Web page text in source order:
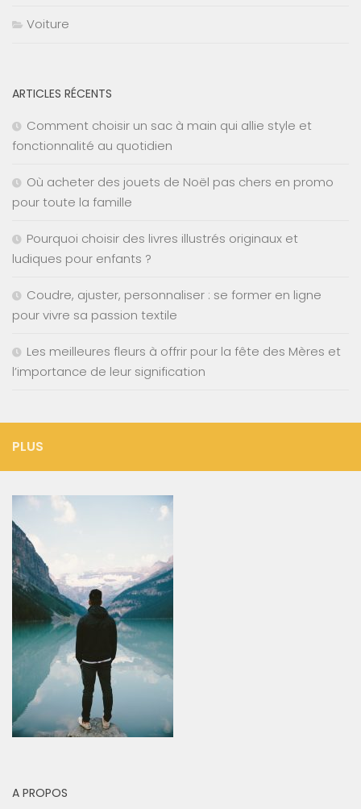
Voiture
ARTICLES RÉCENTS
Comment choisir un sac à main qui allie style et
fonctionnalité au quotidien
Où acheter des jouets de Noël pas chers en promo
pour toute la famille
Pourquoi choisir des livres illustrés originaux et
ludiques pour enfants ?
Coudre, ajuster, personnaliser : se former en ligne
pour vivre sa passion textile
Les meilleures fleurs à offrir pour la fête des Mères et
l’importance de leur signification
PLUS
A PROPOS